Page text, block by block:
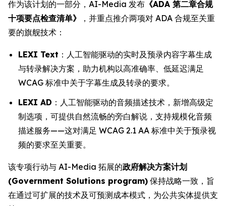
作为该计划的一部分，AI-Media 发布 《ADA 第二章合规
十项要点检查清单》
，并重点推介两项对 ADA 合规至关重
要的旗舰技术：
LEXI Text ：人工智能驱动的实时及预录内容字幕生成
与转录解决方案，助力机构以高准确率、低延迟满足
WCAG 标准中关于字幕生成及转录的要求。
LEXI AD ：人工智能驱动的音频描述技术，新增高级定
制选项，可提供自然流畅的旁白解说，支持规模化音频
描述服务——这对满足 WCAG 2.1 AA 标准中关于预录视
频的要求至关重要。
该专项行动与 AI-Media 拓展的政府解决方案计划
(Government Solutions program) 保持战略一致，旨
在通过可扩展的技术及可预测成本模式，为公共实体提供支